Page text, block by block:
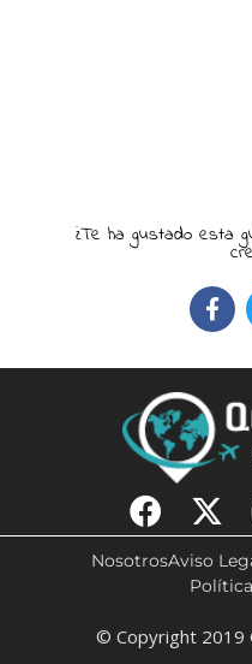
¿Te ha gustado esta
NosotrosAviso
© Copyright 2019